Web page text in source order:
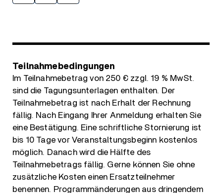
Teilnahmebedingungen
Im Teilnahmebetrag von 250 € zzgl. 19 % MwSt.
sind die Tagungsunterlagen enthalten. Der
Teilnahmebetrag ist nach Erhalt der Rechnung
fällig. Nach Eingang Ihrer Anmeldung erhalten Sie
eine Bestätigung. Eine schriftliche Stornierung ist
bis 10 Tage vor Veranstaltungsbeginn kostenlos
möglich. Danach wird die Hälfte des
Teilnahmebetrags fällig. Gerne können Sie ohne
zusätzliche Kosten einen Ersatzteilnehmer
benennen. Programmänderungen aus dringendem